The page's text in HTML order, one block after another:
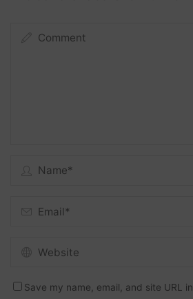
Save my name, email, and site URL